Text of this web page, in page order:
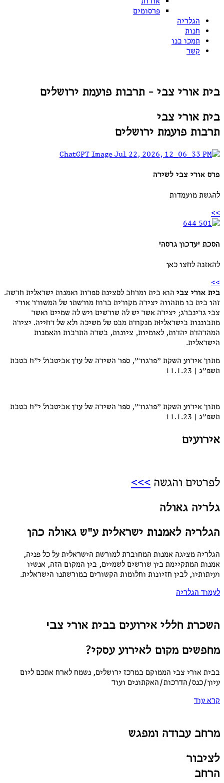
פרסומים
הגלריה
חנות
תמכו בנו
קשר
בית אורי צבי - תרבות פועמת ירושלים
בית אורי צבי
תרבות פועמת ירושלים
פרס אורי צבי לשירה
להגשת מועמדות
>>
הסכת 'עדכון גרסה'
להאזנה לחצו כאן
>>
בית אורי צבי הוא בית ומרחב לסצינת ספרות ואמנות ישראלית חדשה.
זהו בית בו מתהווה יצירה מקורית ברוח מורשתו של המשורר אורי
צבי גרינברג; יצירה אשר יש לה שורשים ויש לה שמיים ואשר
מתבוננות בישראליוּת מנקודת מבט של משיכה ולא של דחייה. יצירה
המהדהדת יהדות, לאומיות, ציונות, בשדה התרבות והאמנות
הישראלית.
מתוך אירוע השקת ״פרגוד״, ספר השירה של עדן אביטבול י״ח בטבת
תשפ״ג | 11.1.23
מתוך אירוע השקת ״פרגוד״, ספר השירה של עדן אביטבול י״ח בטבת
תשפ״ג | 11.1.23
אירועים
לפרטים והגשה >>>
גלריה גאולה
הגלריה לאמנות ישראלית ע"ש גאולה כהן
הגלריה מציגה אמנות המחוברת למורשת הישראלית על כל פניה,
אמנות המתקיימת בין שורשים לשמיים, בין המקום הזה, אנשיו
ועיתותיו, לבין חזיונות וחלומות הקשורים במורשתנו הישראלית.
לעמוד הגלריה
השכרת חללי אירועים בבית אורי צבי​
מחפשים מקום לאירוע עסקי?
בבית אורי צבי הממוקם במרכז ירושלים, נשמח לארח אתכם ליום
עיון/כנס/הדרכות/האקתונים ועוד
קרא עוד
מרחב עבודה ומפגש
לציבור
הרחב